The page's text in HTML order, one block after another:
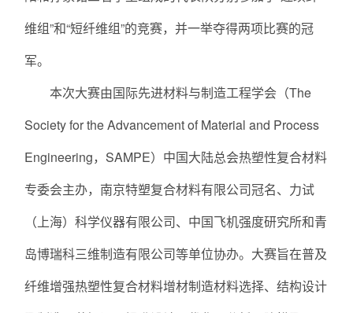
维组”和“短纤维组”的竞赛，并一举夺得两项比赛的冠
军。
本次大赛由国际先进材料与制造工程学会（The
Society for the Advancement of Material and Process
Engineering，SAMPE）中国大陆总会热塑性复合材料
专委会主办，南京特塑复合材料有限公司冠名、力试
（上海）科学仪器有限公司、中国飞机强度研究所和青
岛博瑞科三维制造有限公司等单位协办。大赛旨在普及
纤维增强热塑性复合材料增材制造材料选择、结构设计